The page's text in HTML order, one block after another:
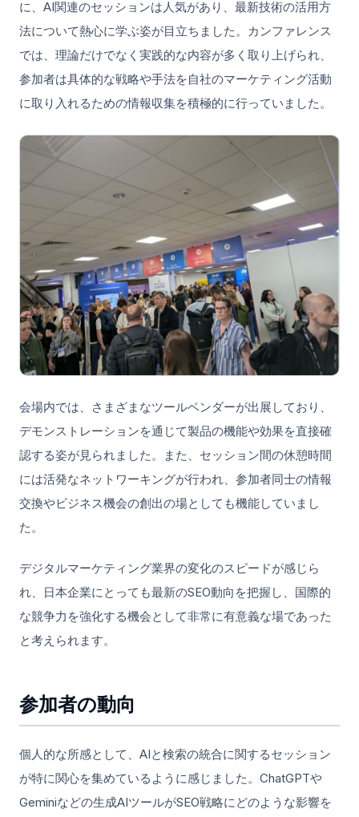
に、AI関連のセッションは人気があり、最新技術の活用方
法について熱心に学ぶ姿が目立ちました。カンファレンス
では、理論だけでなく実践的な内容が多く取り上げられ、
参加者は具体的な戦略や手法を自社のマーケティング活動
に取り入れるための情報収集を積極的に行っていました。
会場内では、さまざまなツールベンダーが出展しており、
デモンストレーションを通じて製品の機能や効果を直接確
認する姿が見られました。また、セッション間の休憩時間
には活発なネットワーキングが行われ、参加者同士の情報
交換やビジネス機会の創出の場としても機能していまし
た。
デジタルマーケティング業界の変化のスピードが感じら
れ、日本企業にとっても最新のSEO動向を把握し、国際的
な競争力を強化する機会として非常に有意義な場であった
と考えられます。
参加者の動向
個人的な所感として、AIと検索の統合に関するセッション
が特に関心を集めているように感じました。ChatGPTや
Geminiなどの生成AIツールがSEO戦略にどのような影響を